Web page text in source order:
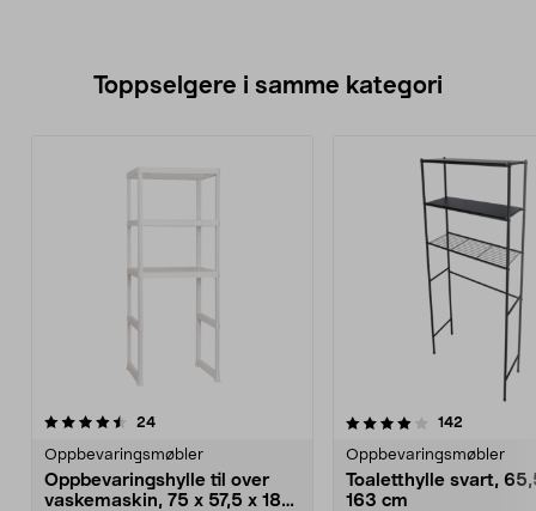
Toppselgere i samme kategori
24anmeldelser
Oppbevaringsmøbler
Oppbevaringshylle til over
vaskemaskin, 75 x 57,5 x 187
4.0 av 5 stjerner 142
Oppbevaringsmøbler
Toaletthylle svart,
163 cm
0.0 av 5 stjerner